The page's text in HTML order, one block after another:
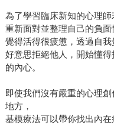
為了學習臨床新知的心理
重新面對並整理自己的負
覺得活得很疲憊，透過自
好意思拒絕他人，開始懂
的內心。
即使我們沒有嚴重的心理
地方，
基模療法可以帶你找出內